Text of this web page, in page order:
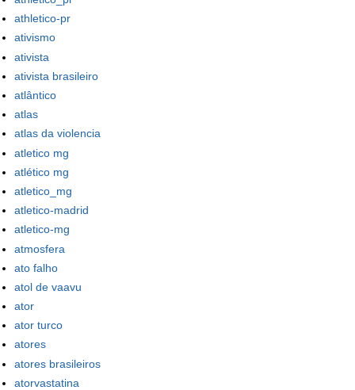
athletico-pr
ativismo
ativista
ativista brasileiro
atlântico
atlas
atlas da violencia
atletico mg
atlético mg
atletico_mg
atletico-madrid
atletico-mg
atmosfera
ato falho
atol de vaavu
ator
ator turco
atores
atores brasileiros
atorvastatina